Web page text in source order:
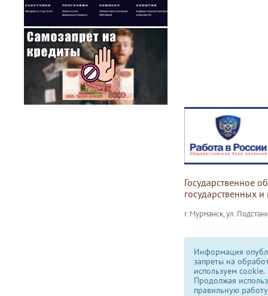
Государственное
государственных
г. Мурманск, ул.
Информация
запреты на
используем сookie.
Продолжая
правильную